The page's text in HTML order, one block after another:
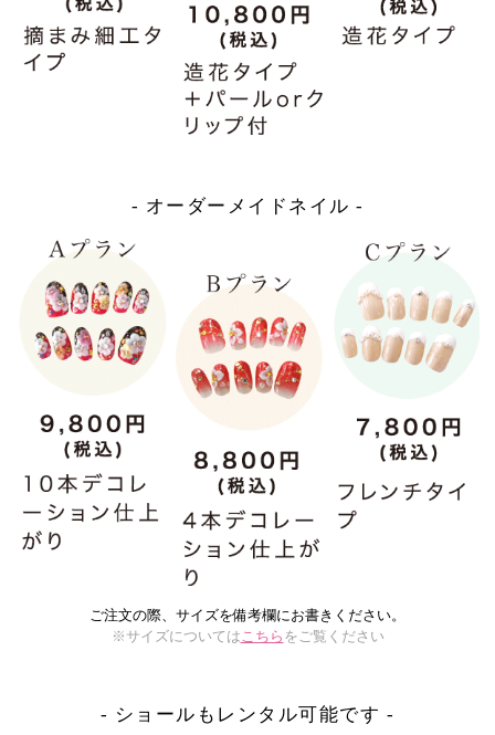
- オーダーメイドネイル -
ご注文の際、サイズを備考欄にお書きください。
※サイズについてはこちら をご覧ください
- ショールもレンタル可能です -